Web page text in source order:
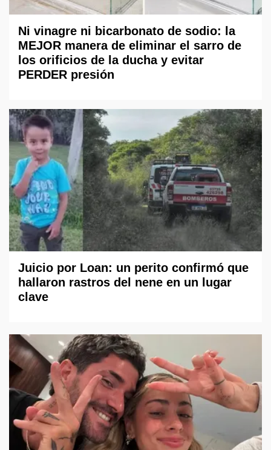
Ni vinagre ni bicarbonato de sodio: la
MEJOR manera de eliminar el sarro de
los orificios de la ducha y evitar
PERDER presión
Juicio por Loan: un perito confirmó que
hallaron rastros del nene en un lugar
clave